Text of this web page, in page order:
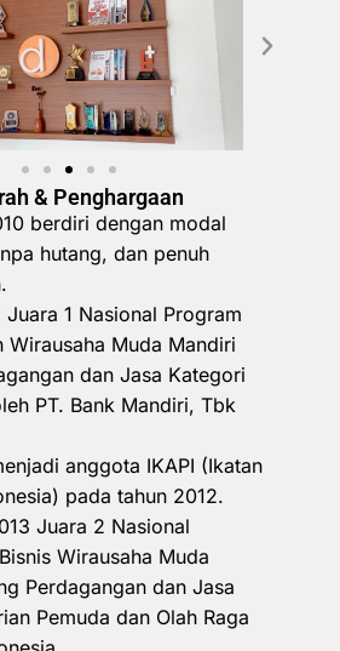
& Penghargaan
berdiri dengan modal
hutang, dan penuh
1 Nasional Program
Wirausaha Muda Mandiri
dan Jasa Kategori
PT. Bank Mandiri, Tbk
anggota IKAPI (Ikatan
pada tahun 2012.
Juara 2 Nasional
Wirausaha Muda
Perdagangan dan Jasa
Pemuda dan Olah Raga